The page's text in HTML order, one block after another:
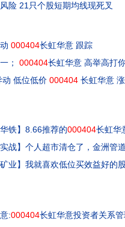
险 21只个股短期均线现死叉
000404长虹华意 跟踪
； 000404长虹华意 高举高打
动 低位低价 000404 长虹华意
铁】 8.66推荐的000404长虹华
战】 个人超市清仓了，金洲管
业】 我就喜欢低位买效益好的
:000404长虹华意投资者关系